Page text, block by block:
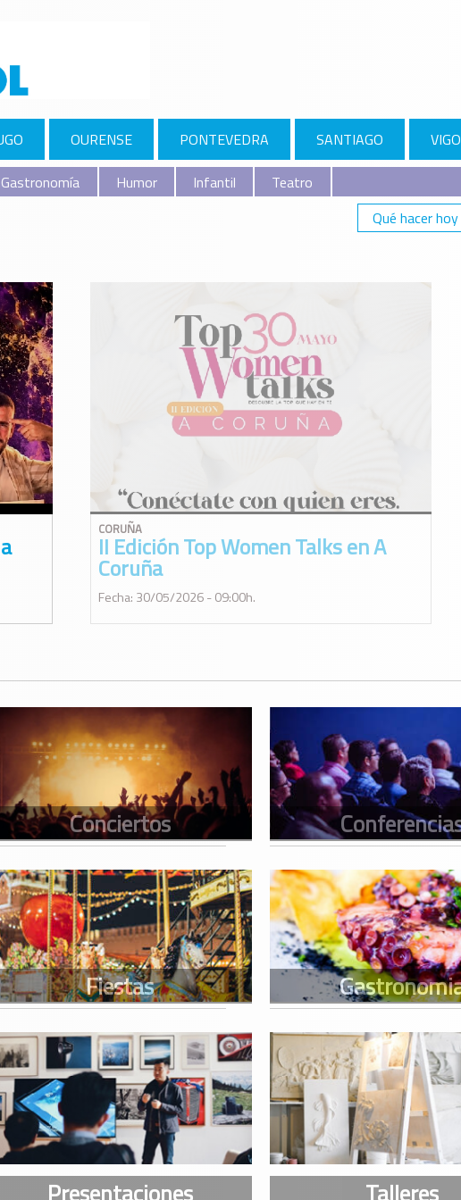
OURENSE PONTEVEDRA SANTIAGO VIGO
Gastronomía Humor Infantil
Teatro
Qué hacer hoy
CORUÑA
II Edición Top Women Talks en A
Coruña
Fecha: 30/05/2026 - 09:00h.